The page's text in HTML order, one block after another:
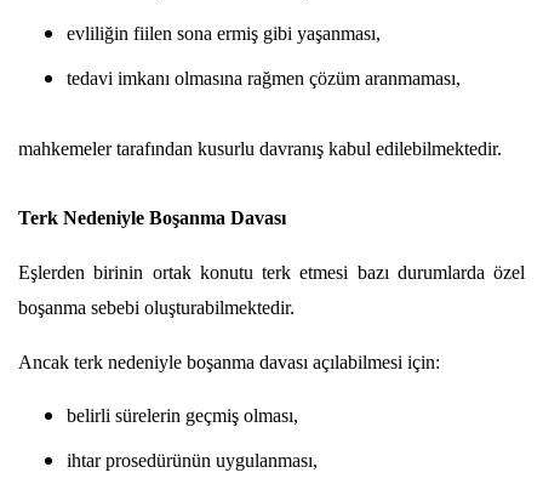
evliliğin fiilen sona ermiş gibi yaşanması,
tedavi imkanı olmasına rağmen çözüm aranmaması,
mahkemeler tarafından kusurlu davranış kabul edilebilmektedir.
Terk Nedeniyle Boşanma Davası
Eşlerden birinin ortak konutu terk etmesi bazı durumlarda özel
boşanma sebebi oluşturabilmektedir.
Ancak terk nedeniyle boşanma davası açılabilmesi için:
belirli sürelerin geçmiş olması,
ihtar prosedürünün uygulanması,